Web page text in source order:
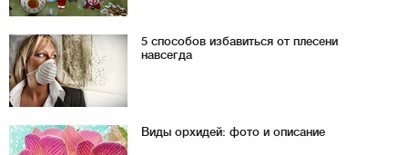
5 способов избавиться от плесени
навсегда
Виды орхидей: фото и описание